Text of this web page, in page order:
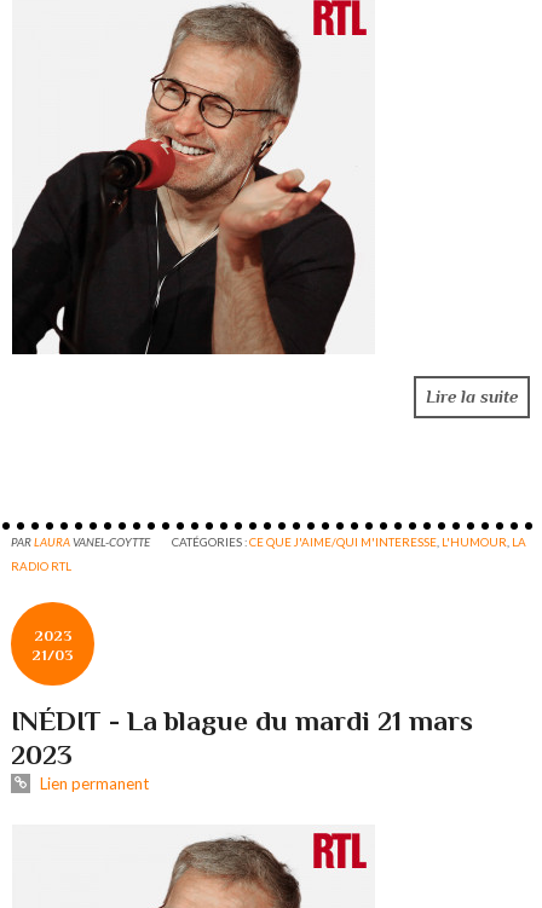
Lire la suite
PARLAURAVANEL-COYTTE CATÉGORIES :CE QUE J'AIME/QUI M'INTERESSE L'HUMOUR LA
RADIO RTL
2023
21/03
INÉDIT - La blague du mardi 21 mars
2023
Lien permanent